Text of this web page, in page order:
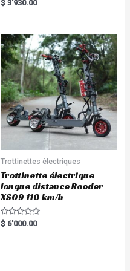
5.00
$ 3'930.00
Trottinettes électriques
Trottinette électrique
longue distance Rooder
XS09 110 km/h
R
a
$ 6'000.00